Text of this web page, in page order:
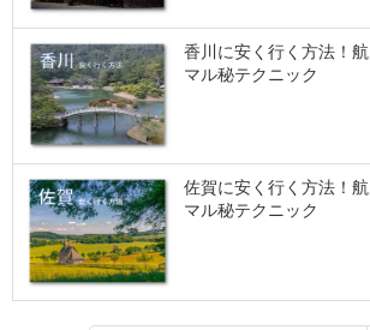
香川に安く行く方法！
マル秘テクニック
佐賀に安く行く方法！
マル秘テクニック